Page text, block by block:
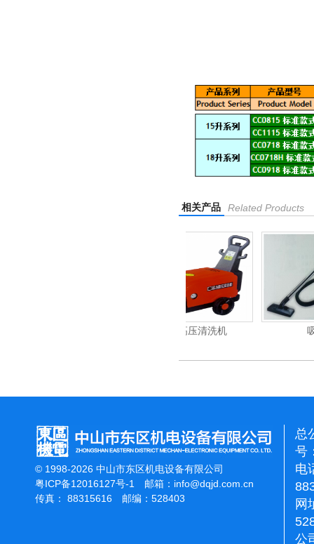
相关产品 Related Products
© 1998-2026 中山市东区机电设备有限公司
粤ICP备12016127号-1
邮箱： info@dqjd.com.cn
传真： 88315616 邮编：528403
总
号
电
网
公